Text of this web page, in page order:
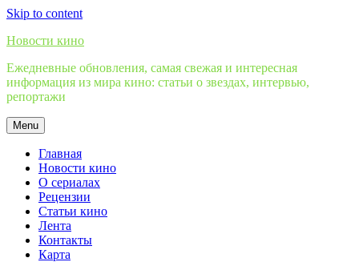
Skip to content
Новости кино
Ежедневные обновления, самая свежая и интересная
информация из мира кино: статьи о звездах, интервью,
репортажи
Menu
Главная
Новости кино
О сериалах
Рецензии
Статьи кино
Лента
Контакты
Карта